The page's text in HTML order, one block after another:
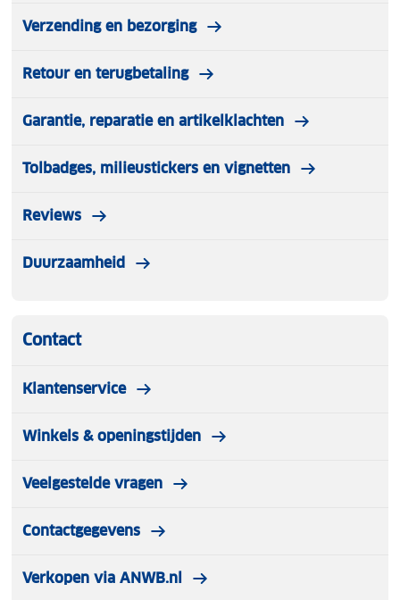
Verzending en bezorging
Retour en terugbetaling
Garantie, reparatie en artikelklachten
Tolbadges, milieustickers en vignetten
Reviews
Duurzaamheid
Contact
Klantenservice
Winkels & openingstijden
Veelgestelde vragen
Contactgegevens
Verkopen via ANWB.nl